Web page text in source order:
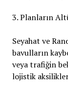
3. Planların
Seyahat ve
bavulların
veya trafiğin
lojistik